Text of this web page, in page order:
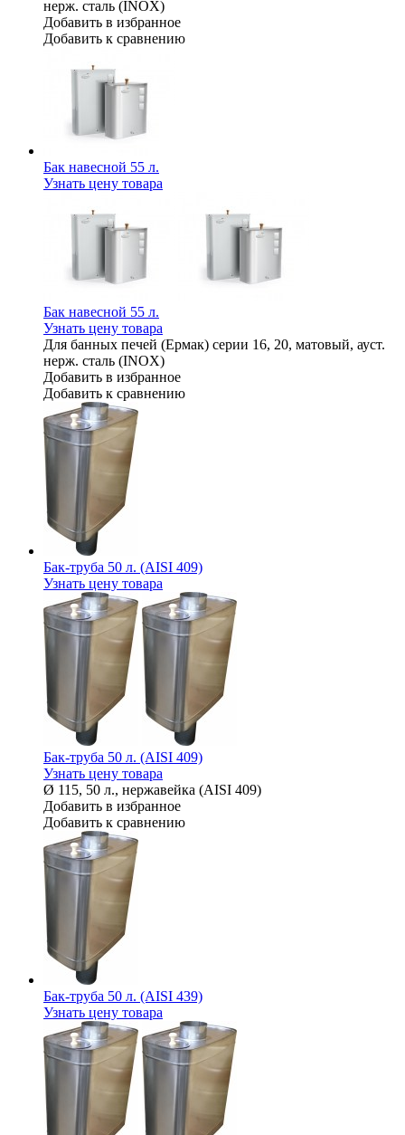
нерж. сталь (INOX)
Добавить в избранное
Добавить к сравнению
Бак навесной 55 л.
Узнать цену товара
Бак навесной 55 л.
Узнать цену товара
Для банных печей (Ермак) серии 16, 20, матовый, ауст.
нерж. сталь (INOX)
Добавить в избранное
Добавить к сравнению
Бак-труба 50 л. (AISI 409)
Узнать цену товара
Бак-труба 50 л. (AISI 409)
Узнать цену товара
Ø 115, 50 л., нержавейка (AISI 409)
Добавить в избранное
Добавить к сравнению
Бак-труба 50 л. (AISI 439)
Узнать цену товара